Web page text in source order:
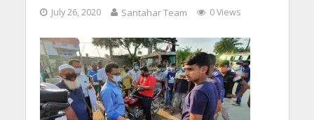
July 26, 2020 Santahar Team 0 Views